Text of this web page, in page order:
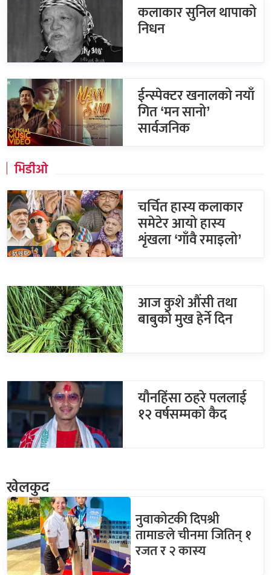
कलाकार सुनिल थापाको
निधन
ईन्स्पेक्टर खनालको नयाँ
गित ‘मन सानो’
सार्वजनिक
भिडीओ
चर्चित हास्य कलाकार
समेटेर आयो हास्य
शृंखला ‘गाँवै रमाइलो’
आज कुशे औंसी तथा
बाबुको मुख हेर्ने दिन
यौनहिंसा ठहरे पललाई
१२ वर्षसम्मको कैद
खेलकुद
नुवाकोटकी दिपश्री
तामाङले चीनमा जितिन् १
रजत र २ कास्य